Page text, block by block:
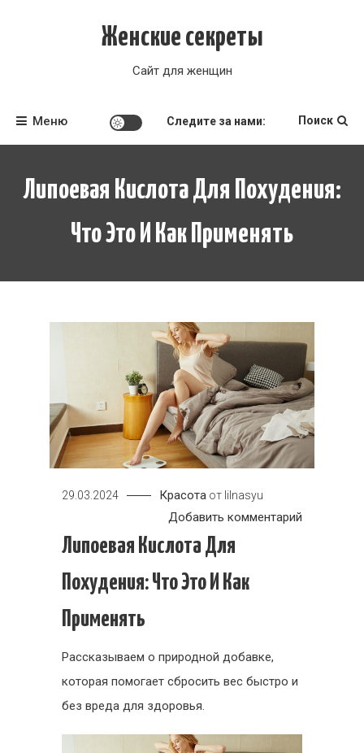
Женские секреты
Сайт для женщин
Меню Следите за нами: Поиск
Липоевая Кислота Для Похудения:
Что Это И Как Применять
29.03.2024 Красота от lilnasyu
Добавить комментарий
Липоевая Кислота Для
Похудения: Что Это И Как
Применять
Рассказываем о природной добавке,
которая помогает сбросить вес быстро и
без вреда для здоровья.